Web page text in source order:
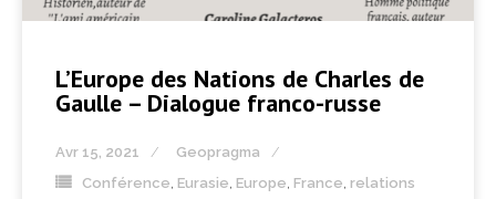
L’Europe des Nations de Charles de
Gaulle – Dialogue franco-russe
Avr 15, 2021
Geopragma
Conférence, Eurasie, Europe, France, relations